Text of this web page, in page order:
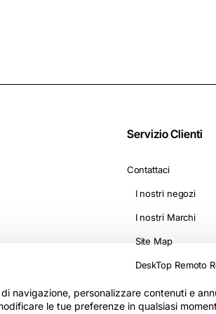
navigazione, personalizzare contenuti e
le tue preferenze in qualsiasi
Servizio Clienti
Contattaci
I nostri negozi
I nostri Marchi
Site Map
DeskTop Remoto